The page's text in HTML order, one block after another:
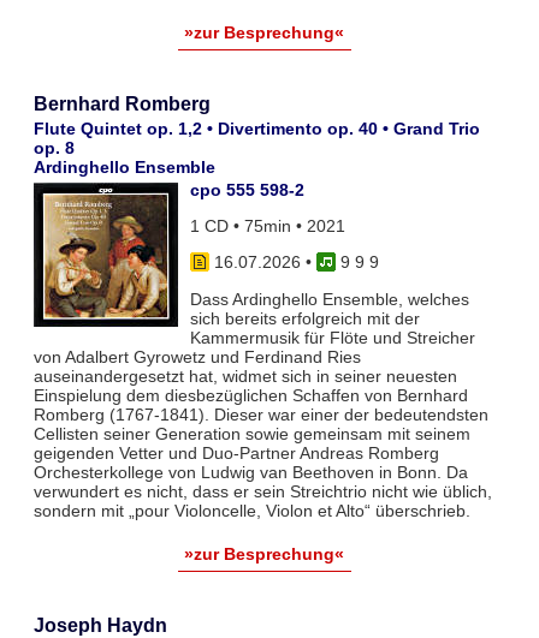
»zur Besprechung«
Bernhard Romberg
Flute Quintet op. 1,2 • Divertimento op. 40 • Grand Trio
op. 8
Ardinghello Ensemble
cpo 555 598-2
1 CD • 75min • 2021
16.07.2026 •
9 9 9
Dass Ardinghello Ensemble, welches
sich bereits erfolgreich mit der
Kammermusik für Flöte und Streicher
von Adalbert Gyrowetz und Ferdinand Ries
auseinandergesetzt hat, widmet sich in seiner neuesten
Einspielung dem diesbezüglichen Schaffen von Bernhard
Romberg (1767-1841). Dieser war einer der bedeutendsten
Cellisten seiner Generation sowie gemeinsam mit seinem
geigenden Vetter und Duo-Partner Andreas Romberg
Orchesterkollege von Ludwig van Beethoven in Bonn. Da
verwundert es nicht, dass er sein Streichtrio nicht wie üblich,
sondern mit „pour Violoncelle, Violon et Alto“ überschrieb.
»zur Besprechung«
Joseph Haydn